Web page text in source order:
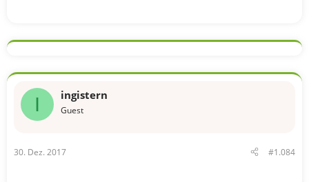
I ingistern
Guest
30. Dez. 2017 #1.084